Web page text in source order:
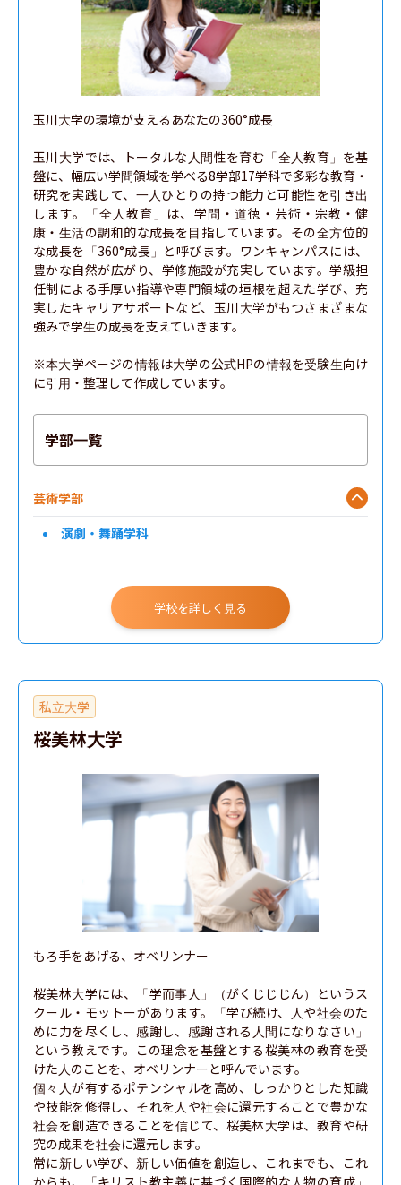
玉川大学の環境が支えるあなたの360°成長
玉川大学では、トータルな人間性を育む「全人教育」を基
盤に、幅広い学問領域を学べる8学部17学科で多彩な教育・
研究を実践して、一人ひとりの持つ能力と可能性を引き出
します。「全人教育」は、学問・道徳・芸術・宗教・健
康・生活の調和的な成長を目指しています。その全方位的
な成長を「360°成長」と呼びます。ワンキャンパスには、
豊かな自然が広がり、学修施設が充実しています。学級担
任制による手厚い指導や専門領域の垣根を超えた学び、充
実したキャリアサポートなど、玉川大学がもつさまざまな
強みで学生の成長を支えていきます。
※本大学ページの情報は大学の公式HPの情報を受験生向け
に引用・整理して作成しています。
学部一覧
芸術学部
演劇・舞踊学科
学校を詳しく見る
私立大学
桜美林大学
もろ手をあげる、オベリンナー
桜美林大学には、「学而事人」（がくじじじん）というス
クール・モットーがあります。「学び続け、人や社会のた
めに力を尽くし、感謝し、感謝される人間になりなさい」
という教えです。この理念を基盤とする桜美林の教育を受
けた人のことを、オベリンナーと呼んでいます。
個々人が有するポテンシャルを高め、しっかりとした知識
や技能を修得し、それを人や社会に還元することで豊かな
社会を創造できることを信じて、桜美林大学は、教育や研
究の成果を社会に還元します。
常に新しい学び、新しい価値を創造し、これまでも、これ
からも、「キリスト教主義に基づく国際的な人物の育成」